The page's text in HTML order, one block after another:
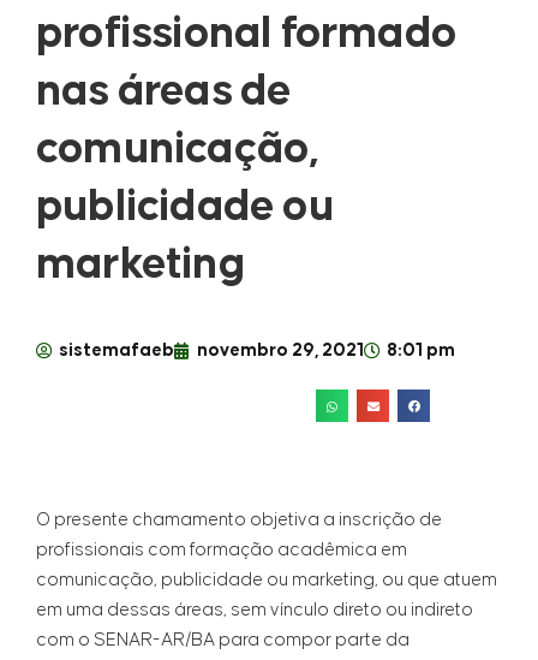
profissional formado
nas áreas de
comunicação,
publicidade ou
marketing
sistemafaeb novembro 29, 2021 8:01 pm
O presente chamamento objetiva a inscrição de
profissionais com formação acadêmica em
comunicação, publicidade ou marketing, ou que atuem
em uma dessas áreas, sem vínculo direto ou indireto
com o SENAR-AR/BA para compor parte da